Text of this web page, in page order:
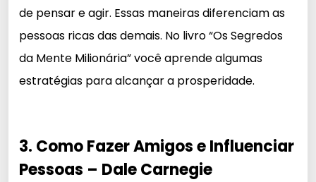
de pensar e agir. Essas maneiras diferenciam as
pessoas ricas das demais. No livro “Os Segredos
da Mente Milionária” você aprende algumas
estratégias para alcançar a prosperidade.
3. Como Fazer Amigos e Influenciar
Pessoas – Dale Carnegie